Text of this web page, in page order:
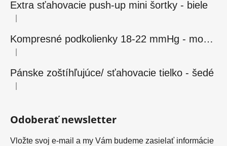
Extra sťahovacie push-up mini šortky - biele
Hodnotenie produktu je 5 z 5 hviezdičiek.
Kompresné podkolienky 18-22 mmHg - modré
Hodnotenie produktu je 5 z 5 hviezdičiek.
Pánske zoštíhľujúce/ sťahovacie tielko - šedé
Hodnotenie produktu je 5 z 5 hviezdičiek.
Odoberať newsletter
Vložte svoj e-mail a my Vám budeme zasielať informácie